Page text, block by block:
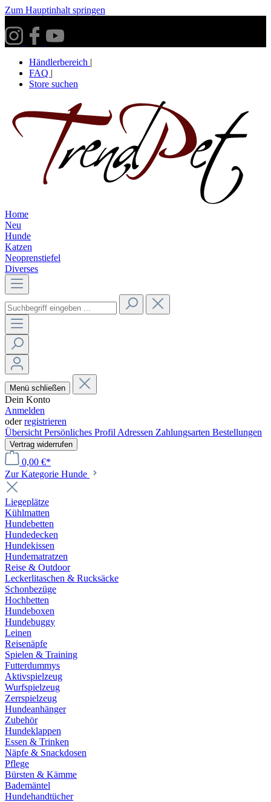
Zum Hauptinhalt springen
Händlerbereich |
FAQ |
Store suchen
Home
Neu
Hunde
Katzen
Neoprenstiefel
Diverses
Menü schließen
Dein Konto
Anmelden
oderregistrieren
Übersicht Persönliches Profil Adressen Zahlungsarten Bestellungen
Vertrag widerrufen
0,00 €*
Zur Kategorie Hunde
Liegeplätze
Kühlmatten
Hundebetten
Hundedecken
Hundekissen
Hundematratzen
Reise & Outdoor
Leckerlitaschen & Rucksäcke
Schonbezüge
Hochbetten
Hundeboxen
Hundebuggy
Leinen
Reisenäpfe
Spielen & Training
Futterdummys
Aktivspielzeug
Wurfspielzeug
Zerrspielzeug
Hundeanhänger
Zubehör
Hundeklappen
Essen & Trinken
Näpfe & Snackdosen
Pflege
Bürsten & Kämme
Bademäntel
Hundehandtücher